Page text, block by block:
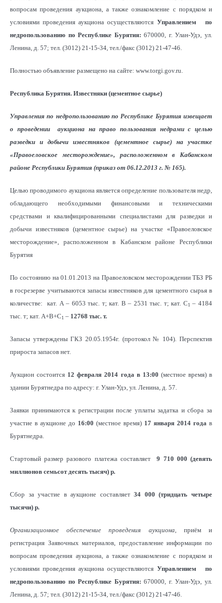
вопросам проведения аукциона, а также ознакомление с порядком и
условиями проведения аукциона осуществляются Управлением
по
недропользованию по Республике Бурятия:670000, г. Улан-Удэ, ул.
Ленина, д. 57; тел. (3012) 21-15-34, тел./факс (3012) 21-47-46.
Полностью объявление размещено на сайте: www.torgi.gov.ru.
Республика Бурятия. Известняки (цементное сырье)
Управления по недропользованию по Республике Бурятия извещает
о проведении аукциона на право пользования недрами с целью
разведки и добычи известняков (цементное сырье) на участке
«Правоеловское месторождение», расположенном в Кабанском
районе Республики Бурятия (приказ от 06.12.2013 г. № 165).
Целью проводимого аукциона является определение пользователя недр,
обладающего необходимыми финансовыми и техническими
средствами и квалифицированными специалистами для разведки и
добычи известняков (цементное сырье) на участке «Правоеловское
месторождение», расположенном в Кабанском районе Республики
Бурятия
По состоянию на 01.01.2013 на Правоеловском месторождении ТБЗ РБ
в госрезерве учитываются запасы известняков для цементного сырья в
количестве: кат. А – 6053 тыс. т; кат. В – 2531 тыс. т; кат. С1 – 4184
тыс. т; кат. А+В+С1 – 12768 тыс. т.
Запасы утверждены ГКЗ 20.05.1954г. (протокол № 104). Перспектив
прироста запасов нет.
Аукцион состоится 12 февраля 2014 года в 13:00 (местное время) в
здании Бурятнедра по адресу: г. Улан-Удэ, ул. Ленина, д. 57.
Заявки принимаются к регистрации после уплаты задатка и сбора за
участие в аукционе до 16:00 (местное время) 17 января 2014 года в
Бурятнедра.
Стартовый размер разового платежа составляет9 710 000 (девять
миллионов семьсот десять тысяч) р.
Сбор за участие в аукционе составляет34 000 (тридцать четыре
тысячи) р.
Организационное обеспечение проведения аукциона , приём и
регистрация Заявочных материалов, предоставление информации по
вопросам проведения аукциона, а также ознакомление с порядком и
условиями проведения аукциона осуществляются Управлением
по
недропользованию по Республике Бурятия:670000, г. Улан-Удэ, ул.
Ленина, д. 57; тел. (3012) 21-15-34, тел./факс (3012) 21-47-46.